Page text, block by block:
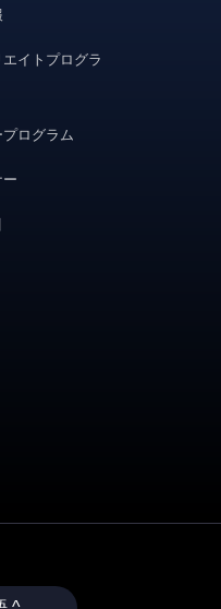
イトプログラ
プログラム